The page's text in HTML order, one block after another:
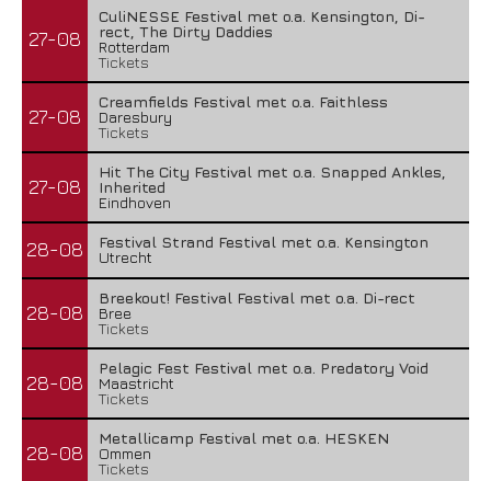
27-08
CuliNESSE Festival met o.a. Kensington, Di-
rect, The Dirty Daddies
Rotterdam
Tickets
27-08
Creamfields Festival met o.a. Faithless
Daresbury
Tickets
27-08
Hit The City Festival met o.a. Snapped Ankles,
Inherited
Eindhoven
28-08
Festival Strand Festival met o.a. Kensington
Utrecht
28-08
Breekout! Festival Festival met o.a. Di-rect
Bree
Tickets
28-08
Pelagic Fest Festival met o.a. Predatory Void
Maastricht
Tickets
28-08
Metallicamp Festival met o.a. HESKEN
Ommen
Tickets